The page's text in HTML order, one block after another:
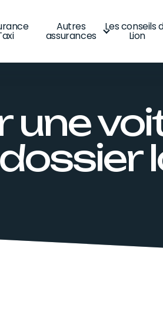
Autres
assurances
Les conseils
Lion